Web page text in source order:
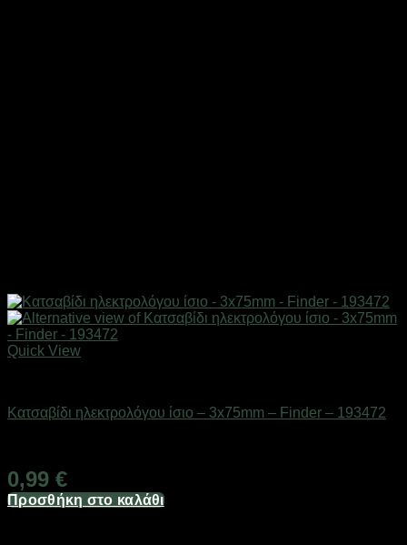
Quick View
Κατσαβίδι ηλεκτρολόγου ίσιο – 3x75mm – Finder – 193472
0,99 €
Προσθήκη στο καλάθι